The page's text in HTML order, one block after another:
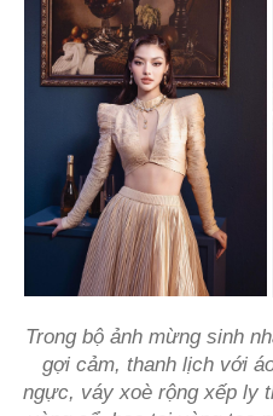
Trong bộ ảnh mừng sinh
gợi cảm, thanh lịch với
ngực, váy xoè rộng xếp ly